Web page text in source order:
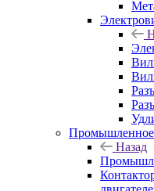
Промышленное
Назад